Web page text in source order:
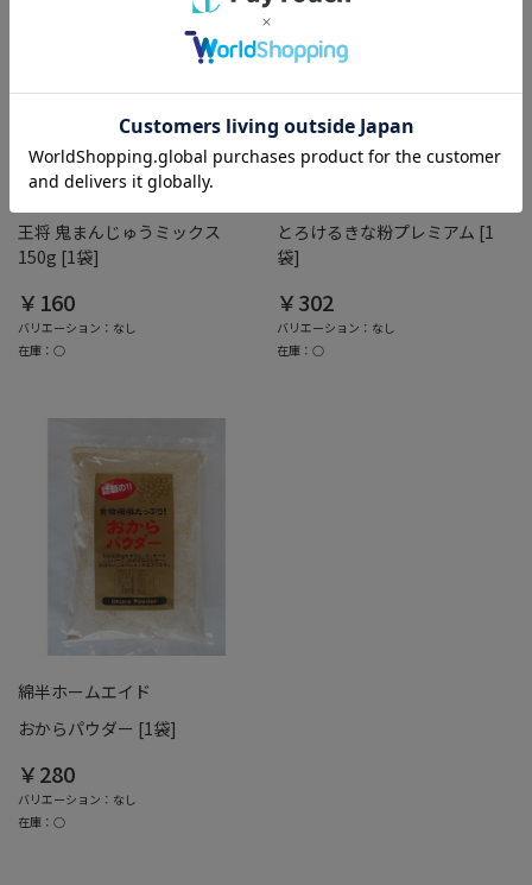
綿半ホームエイド
王将 鬼まんじゅうミックス
150g [1袋]
￥160
バリエーション：なし
在庫：○
とろけるきな粉プレミアム [1
袋]
￥302
バリエーション：なし
在庫：○
綿半ホームエイド
おからパウダー [1袋]
￥280
バリエーション：なし
在庫：○